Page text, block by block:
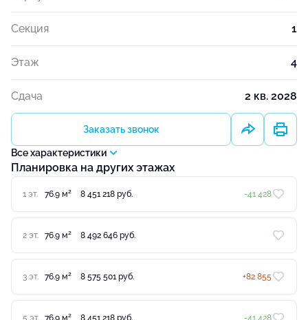
Секция 1
Этаж 4
Сдача 2 кв. 2028
Заказать звонок
Все характеристики
Планировка на других этажах
1 эт. 76.9 м2 8 451 218 руб. -41 428
2 эт. 76.9 м2 8 492 646 руб.
3 эт. 76.9 м2 8 575 501 руб. +82 855
5 эт. 76.9 м2 8 451 218 руб. -41 428